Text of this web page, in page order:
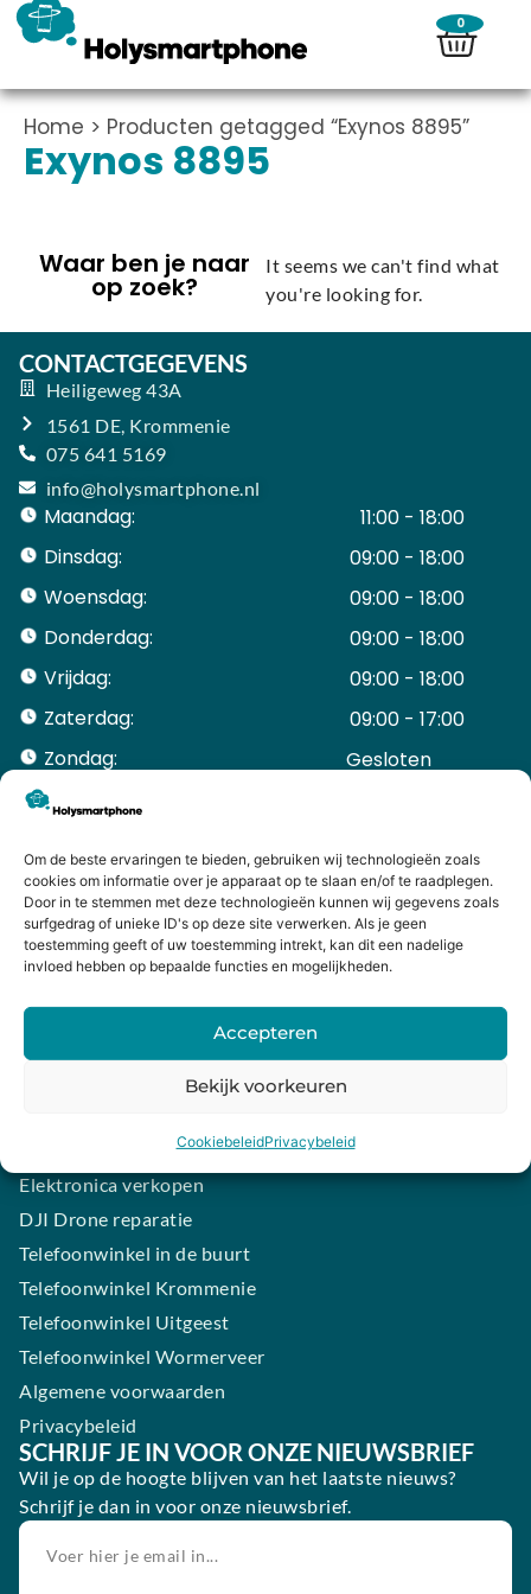
Om de beste ervaringen te bieden, gebruiken wij technologieën zoals
cookies om informatie over je apparaat op te slaan en/of te raadplegen.
Door in te stemmen met deze technologieën kunnen wij gegevens zoals
surfgedrag of unieke ID's op deze site verwerken. Als je geen
toestemming geeft of uw toestemming intrekt, kan dit een nadelige
invloed hebben op bepaalde functies en mogelijkheden.
Accepteren
Bekijk voorkeuren
CookiebeleidPrivacybeleid
0
Home > Producten getagged “Exynos 8895”
Exynos 8895
Waar ben je naar
op zoek?
It seems we can't find what
you're looking for.
CONTACTGEGEVENS
Heiligeweg 43A
1561 DE, Krommenie
075 641 5169
info@holysmartphone.nl
Maandag:
11:00 - 18:00
Dinsdag:
09:00 - 18:00
Woensdag:
09:00 - 18:00
Donderdag:
09:00 - 18:00
Vrijdag:
09:00 - 18:00
Zaterdag:
09:00 - 17:00
Zondag:
Gesloten ​ ​ ​ ​ ​ ​ ​
ACCOUNT
Mijn Account
Bestellingen
Mijn winkelwagen
HANDIGE LINKS
Levering en retourneren
Garantie
Contact
Samsung smartphone laten maken
Elektronica verkopen
DJI Drone reparatie
Telefoonwinkel in de buurt
Telefoonwinkel Krommenie
Telefoonwinkel Uitgeest
Telefoonwinkel Wormerveer
Algemene voorwaarden
Privacybeleid
SCHRIJF JE IN VOOR ONZE NIEUWSBRIEF
Wil je op de hoogte blijven van het laatste nieuws?
Schrijf je dan in voor onze nieuwsbrief.